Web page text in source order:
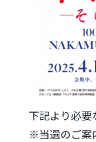
下記より必要
※当選のご案